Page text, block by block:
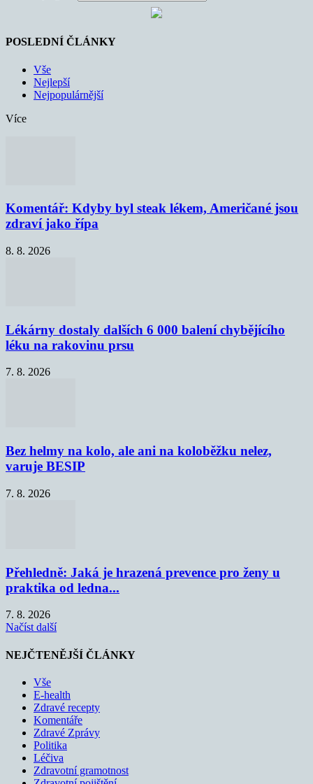
POSLEDNÍ ČLÁNKY
Vše
Nejlepší
Nejpopulárnější
Více
Komentář: Kdyby byl steak lékem, Američané jsou
zdraví jako řípa
8. 8. 2026
Lékárny dostaly dalších 6 000 balení chybějícího
léku na rakovinu prsu
7. 8. 2026
Bez helmy na kolo, ale ani na koloběžku nelez,
varuje BESIP
7. 8. 2026
Přehledně: Jaká je hrazená prevence pro ženy u
praktika od ledna...
7. 8. 2026
Načíst další
NEJČTENĚJŠÍ ČLÁNKY
Vše
E-health
Zdravé recepty
Komentáře
Zdravé Zprávy
Politika
Léčiva
Zdravotní gramotnost